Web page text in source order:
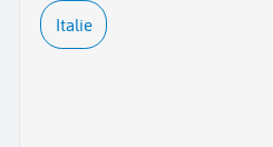
Italie